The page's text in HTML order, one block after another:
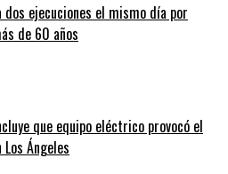
ejecuciones el mismo día por
de 60 años
que equipo eléctrico provocó el
Ángeles